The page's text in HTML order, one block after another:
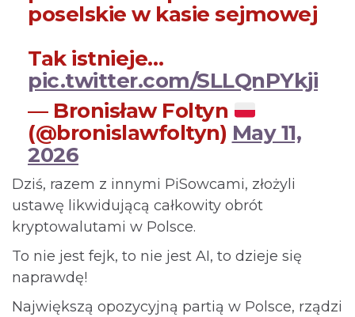
poselskie w kasie sejmowej
Tak istnieje…
pic.twitter.com/SLLQnPYkji
— Bronisław Foltyn
(@bronislawfoltyn) May 11,
2026
Dziś, razem z innymi PiSowcami, złożyli
ustawę likwidującą całkowity obrót
kryptowalutami w Polsce.
To nie jest fejk, to nie jest AI, to dzieje się
naprawdę!
Największą opozycyjną partią w Polsce, rządzi